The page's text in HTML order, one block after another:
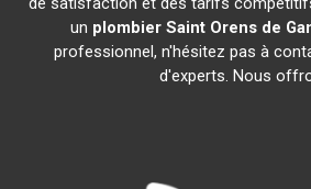
un plombier Saint Orens de
professionnel, n'hésitez pas à
d'experts. Nous